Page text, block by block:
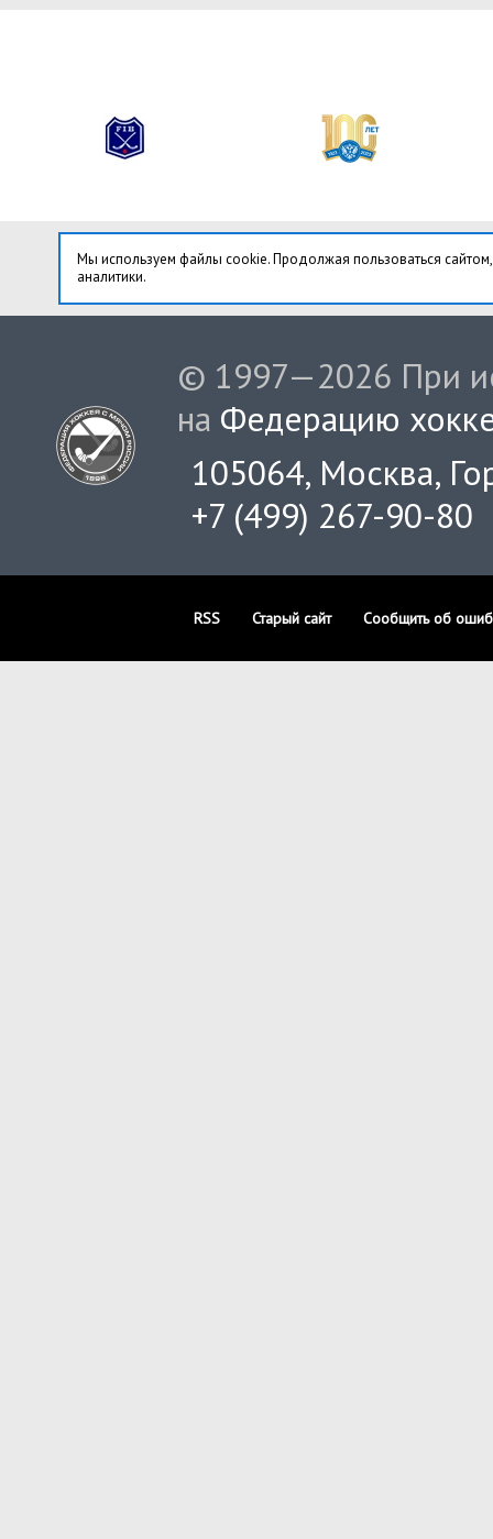
Мы используем файлы cookie. Продолжая пользоваться
аналитики.
© 1997—2026 При
на Федерацию
105064, Москва,
+7 (499) 267-90-80
RSS Старый сайт Сообщить об